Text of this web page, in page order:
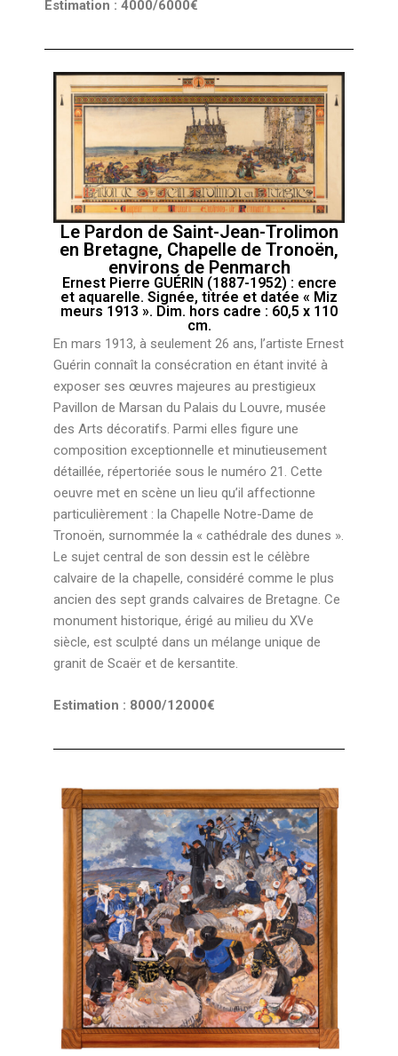
Estimation : 4000/6000€
Le Pardon de Saint-Jean-Trolimon
en Bretagne, Chapelle de Tronoën,
environs de Penmarch
Ernest Pierre GUÉRIN (1887-1952) : encre
et aquarelle. Signée, titrée et datée « Miz
meurs 1913 ». Dim. hors cadre : 60,5 x 110
cm.
En mars 1913, à seulement 26 ans, l’artiste Ernest
Guérin connaît la consécration en étant invité à
exposer ses œuvres majeures au prestigieux
Pavillon de Marsan du Palais du Louvre, musée
des Arts décoratifs. Parmi elles figure une
composition exceptionnelle et minutieusement
détaillée, répertoriée sous le numéro 21. Cette
oeuvre met en scène un lieu qu’il affectionne
particulièrement : la Chapelle Notre-Dame de
Tronoën, surnommée la « cathédrale des dunes ».
Le sujet central de son dessin est le célèbre
calvaire de la chapelle, considéré comme le plus
ancien des sept grands calvaires de Bretagne. Ce
monument historique, érigé au milieu du XVe
siècle, est sculpté dans un mélange unique de
granit de Scaër et de kersantite.
Estimation : 8000/12000€